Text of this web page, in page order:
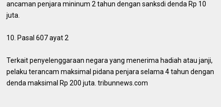
ancaman penjara mininum 2 tahun dengan sanksdi denda Rp 10
juta.
10. Pasal 607 ayat 2
Terkait penyelenggaraan negara yang menerima hadiah atau janji,
pelaku terancam maksimal pidana penjara selama 4 tahun dengan
denda maksimal Rp 200 juta. tribunnews.com